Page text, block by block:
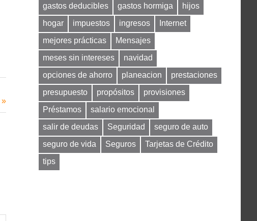
gastos deducibles
gastos hormiga
hijos
hogar
impuestos ingresos
Internet
mejores prácticas
Mensajes
meses sin intereses
navidad
opciones de ahorro
planeacion
prestaciones
presupuesto
propósitos
provisiones
Préstamos
salario emocional
salir de deudas
Seguridad
seguro de auto
seguro de vida
Seguros
Tarjetas de Crédito
tips